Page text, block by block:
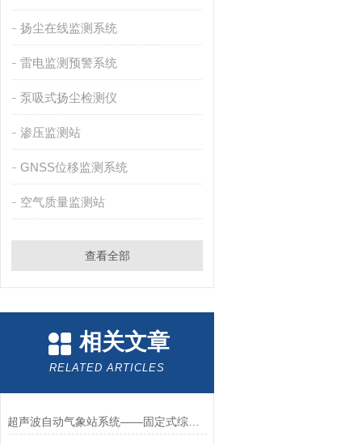
扬尘在线监测系统
雷电监测预警系统
泵吸式扬尘检测仪
渗压监测站
GNSS位移监测系统
空气质量监测站
查看全部
相关文章
RELATED ARTICLES
超声波自动气象站系统——固定式综合气象站2023山东万象厂家就行